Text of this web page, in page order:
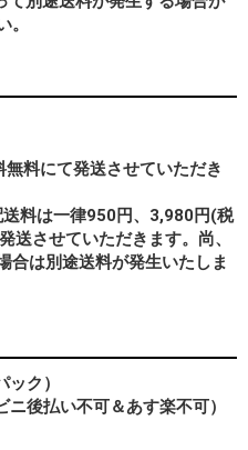
料にて発送させていただき
料は一律950円、3,980円(税
送させていただきます。尚、
合は別途送料が発生いたしま
ク）
後払い不可＆あす楽不可）